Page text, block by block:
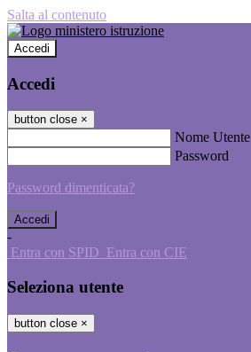
Salta al contenuto
Accedi
Accedi
button close ×
Nome Utente
Password
Password dimenticata?
-
Entra con SPID Entra con CIE
Seleziona utente
button close ×